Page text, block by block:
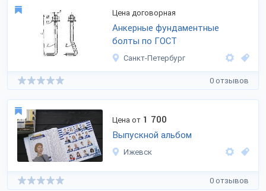
Цена договорная
Анкерные фундаментные
болты по ГОСТ
Санкт-Петербург
0 отзывов
Цена от 1 700
Выпускной альбом
Ижевск
0 отзывов